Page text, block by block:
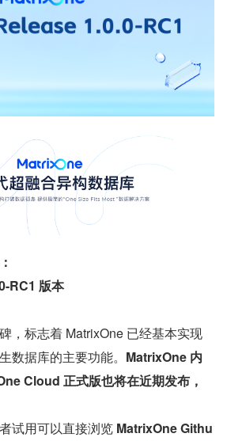
RC1 版本
，标志着 MatrixOne 已经基本实现
数据库的主要功能。 MatrixOne 内
Cloud 正式版也将在近期发布，
试用可以直接浏览 MatrixOne Githu